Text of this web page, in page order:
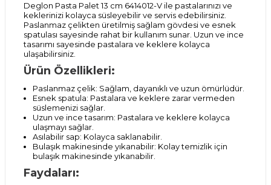
Deglon Pasta Palet 13 cm 6414012-V ile pastalarınızı ve
keklerinizi kolayca süsleyebilir ve servis edebilirsiniz.
Paslanmaz çelikten üretilmiş sağlam gövdesi ve esnek
spatulası sayesinde rahat bir kullanım sunar. Uzun ve ince
tasarımı sayesinde pastalara ve keklere kolayca
ulaşabilirsiniz.
Ürün Özellikleri:
Paslanmaz çelik: Sağlam, dayanıklı ve uzun ömürlüdür.
Esnek spatula: Pastalara ve keklere zarar vermeden
süslemenizi sağlar.
Uzun ve ince tasarım: Pastalara ve keklere kolayca
ulaşmayı sağlar.
Asılabilir sap: Kolayca saklanabilir.
Bulaşık makinesinde yıkanabilir: Kolay temizlik için
bulaşık makinesinde yıkanabilir.
Faydaları: